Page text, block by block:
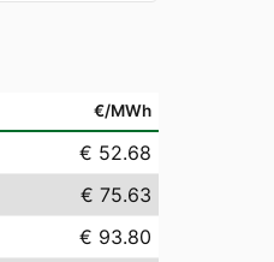
€/MWh
€ 52.68
€ 75.63
€ 93.80